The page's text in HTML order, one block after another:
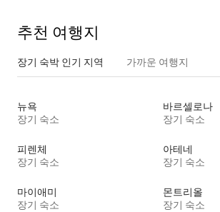
추천 여행지
장기 숙박 인기 지역 가까운 여행지
뉴욕
장기 숙소
바르셀로나
장기 숙소
피렌체
장기 숙소
아테네
장기 숙소
마이애미
장기 숙소
몬트리올
장기 숙소